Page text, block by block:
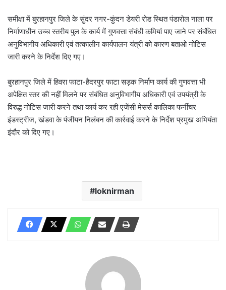
समीक्षा में बुरहानपुर जिले के सुंदर नगर-कुंदन डेयरी रोड स्थित पंडारोल नाला पर
निर्माणाधीन उच्च स्तरीय पुल के कार्य में गुणवत्ता संबंधी कमियां पाए जाने पर संबंधित
अनुविभागीय अधिकारी एवं तत्कालीन कार्यपालन यंत्री को कारण बताओ नोटिस
जारी करने के निर्देश दिए गए।
बुरहानपुर जिले में हिवरा फाटा-हैदरपुर फाटा सड़क निर्माण कार्य की गुणवत्ता भी
अपेक्षित स्तर की नहीं मिलने पर संबंधित अनुविभागीय अधिकारी एवं उपयंत्री के
विरुद्ध नोटिस जारी करने तथा कार्य कर रही एजेंसी मेसर्स कालिका फर्नीचर
इंडस्ट्रीज, खंडवा के पंजीयन निलंबन की कार्रवाई करने के निर्देश प्रमुख अभियंता
इंदौर को दिए गए।
loknirman